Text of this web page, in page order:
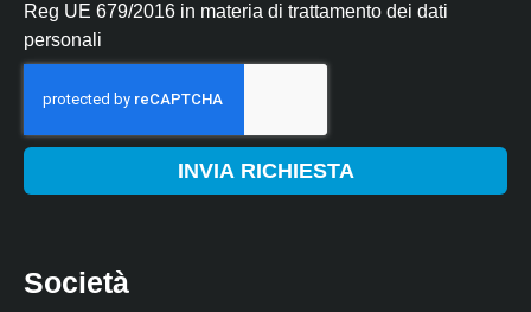
Reg UE 679/2016 in materia di trattamento dei dati
personali
INVIA RICHIESTA
Società